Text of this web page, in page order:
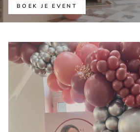
BOEK JE EVENT